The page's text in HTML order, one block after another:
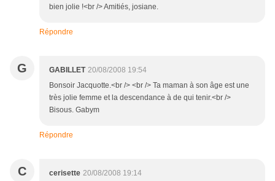
bien jolie !<br /> Amitiés, josiane.
Répondre
G GABILLET 20/08/2008 19:54
Bonsoir Jacquotte.<br /> <br /> Ta maman à son âge est une
très jolie femme et la descendance à de qui tenir.<br />
Bisous. Gabym
Répondre
C cerisette 20/08/2008 19:14